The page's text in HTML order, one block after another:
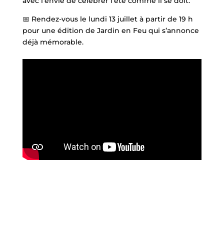
📅 Rendez-vous le lundi 13 juillet à partir de 19 h
pour une édition de Jardin en Feu qui s’annonce
déjà mémorable.